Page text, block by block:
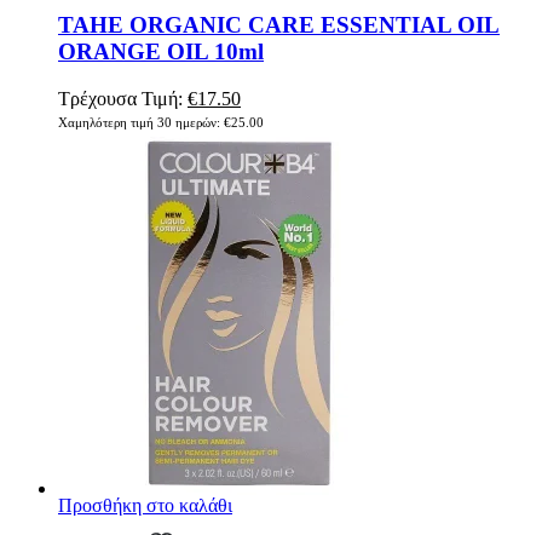
TAHE ORGANIC CARE ESSENTIAL OIL
ORANGE OIL 10ml
Τρέχουσα Τιμή: Original
price
was:
€25.00.
€17.50Η
τρέχουσα
τιμή
είναι:
€17.50.
Χαμηλότερη τιμή 30 ημερών: €25.00
Προσθήκη στο καλάθι